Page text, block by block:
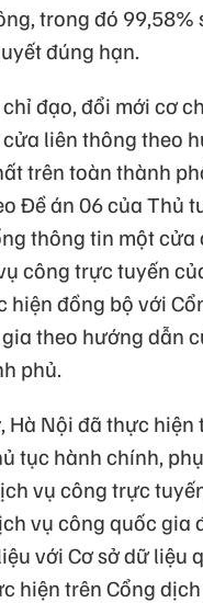
trong đó 99,58%
đúng hạn.
đạo, đổi mới cơ
liên thông theo
trên toàn thành
Đề án 06 của Thủ
thông tin một cửa
công trực tuyến
hiện đồng bộ với
theo hướng dẫn
phủ.
Hà Nội đã thực hiện
tục hành chính,
vụ công trực
vụ công quốc gia
với Cơ sở dữ liệu
hiện trên Cổng